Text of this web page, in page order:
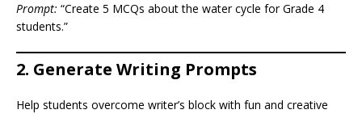
Prompt: “Create 5 MCQs about the water cycle for Grade 4
students.”
2. Generate Writing Prompts
Help students overcome writer’s block with fun and creative